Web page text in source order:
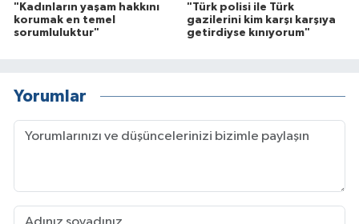
"Kadınların yaşam hakkını
korumak en temel
sorumluluktur"
"Türk polisi ile Türk
gazilerini kim karşı karşıya
getirdiyse kınıyorum"
Yorumlar